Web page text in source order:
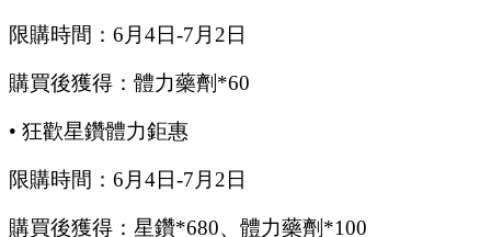
限購時間： 6月 4日-7月 2 日
購買後獲得：體力藥劑 *60
• 狂歡星鑽體力鉅惠
限購時間： 6月 4日-7月 2 日
購買後獲得：星鑽*680、體力藥劑*100